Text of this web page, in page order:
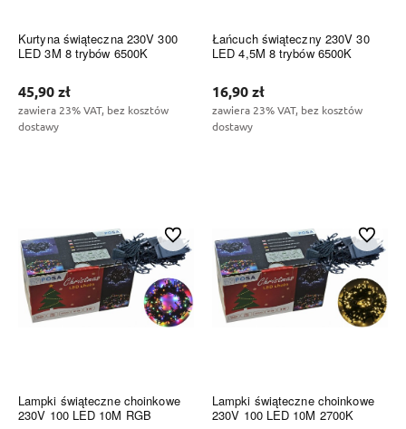
Kurtyna świąteczna 230V 300
LED 3M 8 trybów 6500K
45,90 zł
zawiera 23% VAT, bez kosztów
dostawy
Łańcuch świąteczny 230V 30
LED 4,5M 8 trybów 6500K
16,90 zł
zawiera 23% VAT, bez kosztów
dostawy
Lampki świąteczne choinkowe
230V 100 LED 10M RGB
Do ulubionych
Lampki świąteczne choinkowe
230V 100 LED 10M 2700K
Do